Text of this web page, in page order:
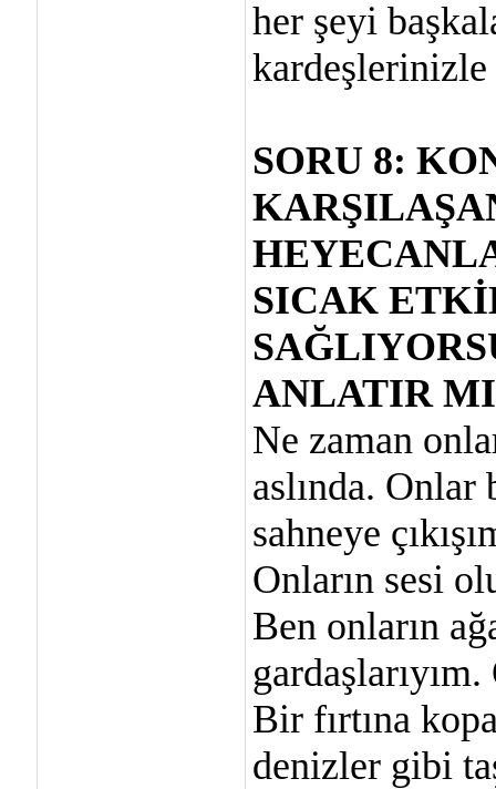
her şeyi
kardeşlerinizle
SORU 8:
SICAK
ANLATIR
Ne zaman
aslında.
sahneye
Onların sesi
Ben onların
Bir fırtına
denizler gibi